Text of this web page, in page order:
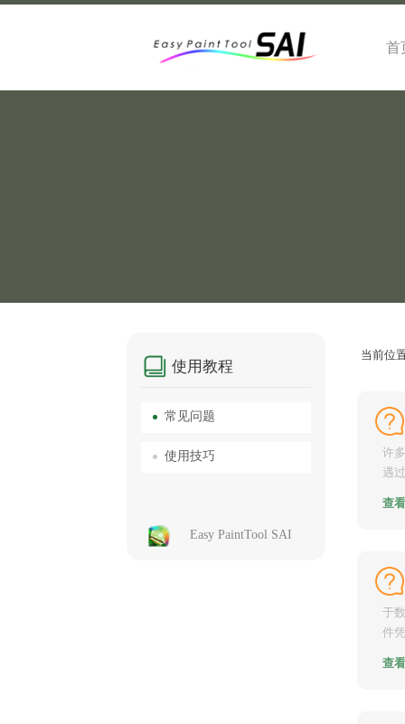
首
使用教程
常见问题
使用技巧
Easy PaintTool SAI
当前位
许
遇
查
于
件
查